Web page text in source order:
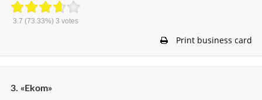
3.7 (73.33%) 3 votes
Print business card
3. «Ekom»